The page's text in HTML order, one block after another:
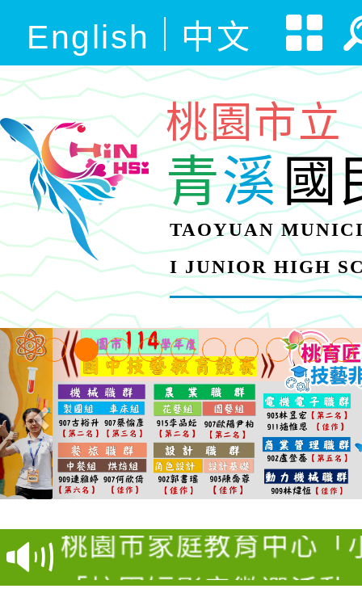
English 中文
桃園市立
青溪國
TAOYUAN
I JUNIOR HIGH
【甄選結果(第11招)】
學年度第1學期第7次代
結果(第11招)
【甄選結果(第3招)】
學年度第1學期第9次代
結果(第3招)
桃園市家庭教育中心「
程資訊」、「暑期親子
「校園短影音徵選活動